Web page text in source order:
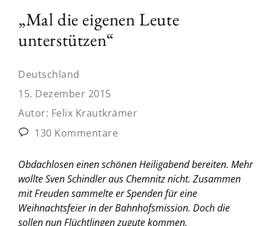
„Mal die eigenen Leute
unterstützen“
Deutschland
15. Dezember 2015
Autor: Felix Krautkrämer
130 Kommentare
Obdachlosen einen schönen Heiligabend bereiten. Mehr
wollte Sven Schindler aus Chemnitz nicht. Zusammen
mit Freuden sammelte er Spenden für eine
Weihnachtsfeier in der Bahnhofsmission. Doch die
sollen nun Flüchtlingen zugute kommen.